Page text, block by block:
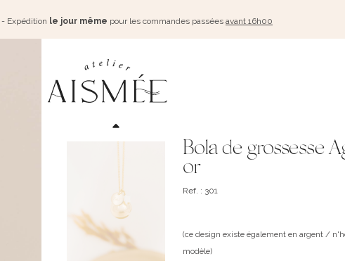
- Expédition le jour même pour les commandes passées avant 16h00
Bola de grossesse
or
Ref. : 301
(ce design existe également en argent /
modèle)